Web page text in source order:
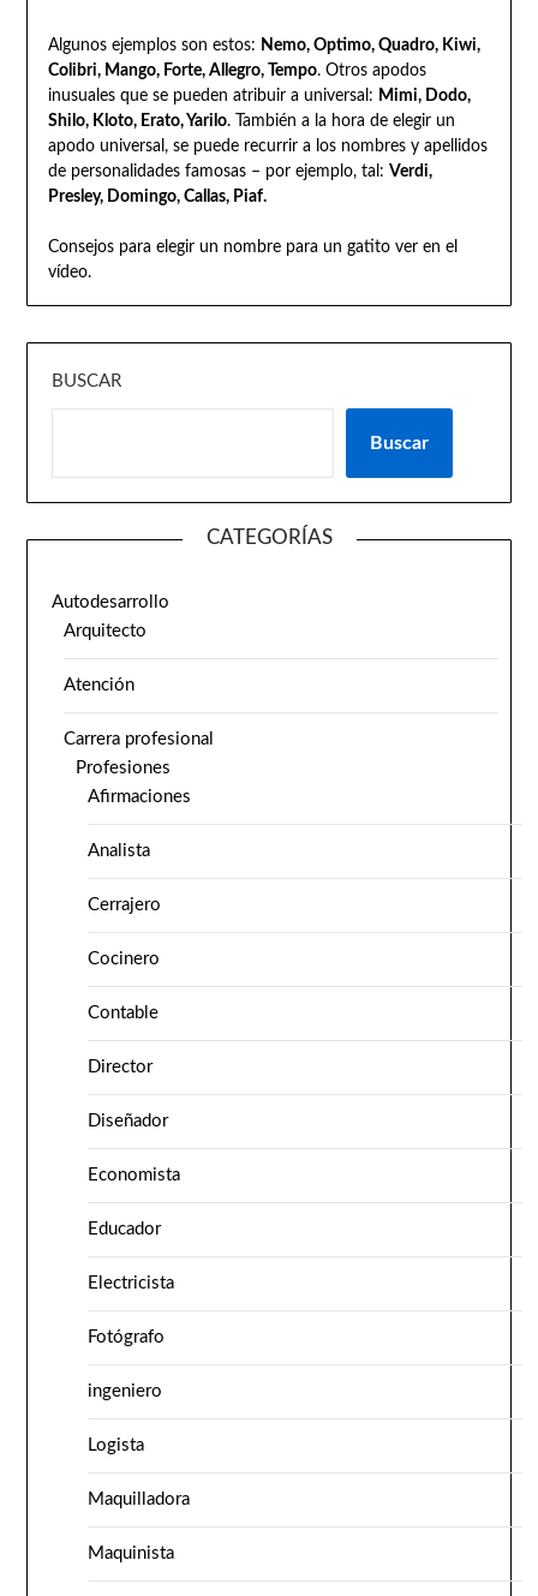
Algunos ejemplos son estos: Nemo, Optimo, Quadro, Kiwi,
Colibri, Mango, Forte, Allegro, Tempo. Otros apodos
inusuales que se pueden atribuir a universal: Mimi, Dodo,
Shilo, Kloto, Erato, Yarilo. También a la hora de elegir un
apodo universal, se puede recurrir a los nombres y apellidos
de personalidades famosas – por ejemplo, tal: Verdi,
Presley, Domingo, Callas, Piaf.
Consejos para elegir un nombre para un gatito ver en el
vídeo.
BUSCAR
Buscar
CATEGORÍAS
Autodesarrollo
Arquitecto
Atención
Carrera profesional
Profesiones
Afirmaciones
Analista
Cerrajero
Cocinero
Contable
Director
Diseñador
Economista
Educador
Electricista
Fotógrafo
ingeniero
Logista
Maquilladora
Maquinista